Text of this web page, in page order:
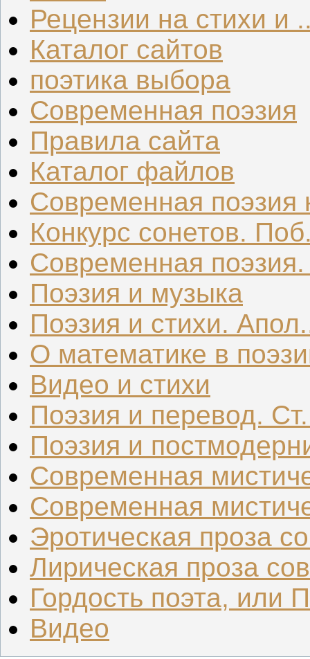
Рецензии на стихи и
Каталог сайтов
поэтика выбора
Современная поэзия
Правила сайта
Каталог файлов
Современная поэзия
Конкурс сонетов.
Современная
Поэзия и музыка
Поэзия и стихи.
О математике в
Видео и стихи
Поэзия и перевод.
Поэзия и
Современная
Современная
Эротическая проза
Лирическая проза
Гордость поэта, или
Видео